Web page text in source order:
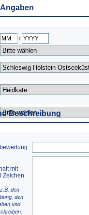
/
Beschreibung
mit
Zeichen.
den
den
und